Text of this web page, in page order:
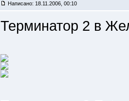
Написано: 18.11.2006, 00:10
Терминатор 2 в